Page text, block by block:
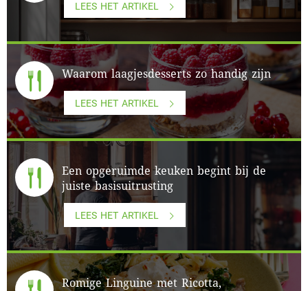
LEES HET ARTIKEL
Waarom laagjesdesserts zo handig zijn
LEES HET ARTIKEL
Een opgeruimde keuken begint bij de
juiste basisuitrusting
LEES HET ARTIKEL
Romige Linguine met Ricotta,